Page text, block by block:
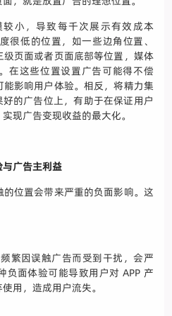
小，导致每千次展示有效成本
很低的位置，如一些边角位置、
页面或者页面底部等位置，媒体
在这些位置设置广告可能得不偿
影响用户体验。相反，将精力集
的广告位上，有助于在保证用户
现广告变现收益的最大化。
广告主利益
位置会带来严重的负面影响。这
繁因误触广告而受到干扰，会严
负面体验可能导致用户对 APP 产
用，造成用户流失。